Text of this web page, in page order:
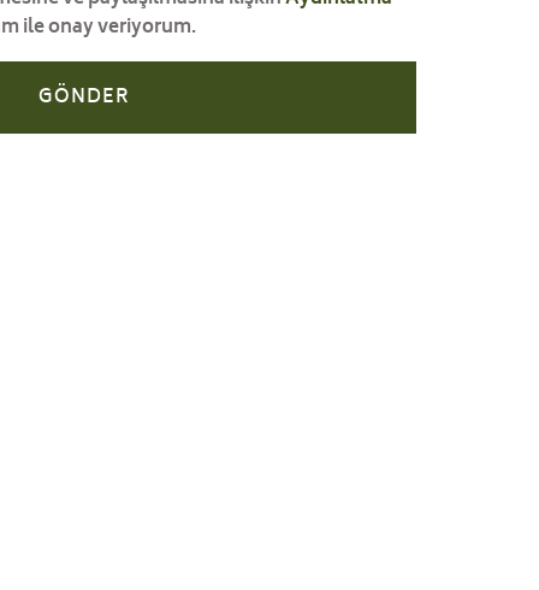
ile onay veriyorum.